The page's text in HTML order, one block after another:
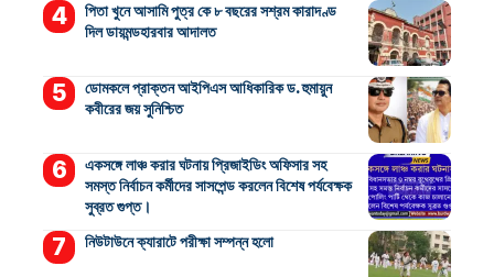
পিতা খুনে আসামি পুত্র কে ৮ বছরের সশ্রম কারাদণ্ড
দিল ডায়মন্ডহারবার আদালত
ডোমকলে প্রাক্তন আইপিএস আধিকারিক ড. হুমায়ুন
কবীরের জয় সুনিশ্চিত
একসঙ্গে লাঞ্চ করার ঘটনায় প্রিজাইডিং অফিসার সহ
সমস্ত নির্বাচন কর্মীদের সাসপেন্ড করলেন বিশেষ পর্যবেক্ষক
সুব্রত গুপ্ত।
নিউটাউনে ক্যারাটে পরীক্ষা সম্পন্ন হলো